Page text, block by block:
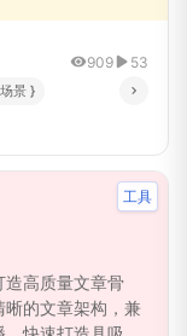
909 53
景 }
造高质量文章骨
的文章架构，兼
工具